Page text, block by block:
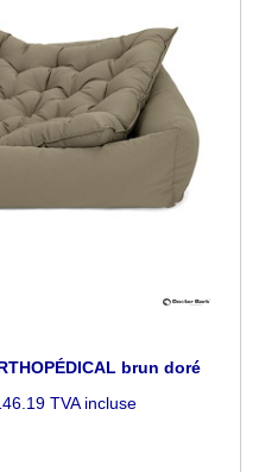
brun doré
TVA incluse